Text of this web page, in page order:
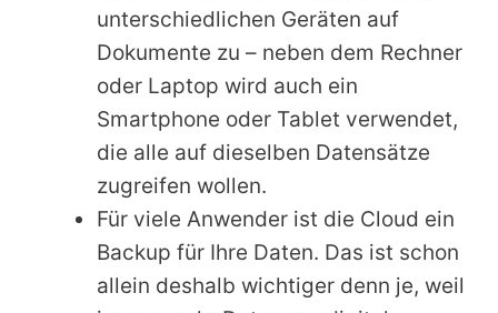
unterschiedlichen Geräten auf
Dokumente zu – neben dem Rechner
oder Laptop wird auch ein
Smartphone oder Tablet verwendet,
die alle auf dieselben Datensätze
zugreifen wollen.
Für viele Anwender ist die Cloud ein
Backup für Ihre Daten. Das ist schon
allein deshalb wichtiger denn je, weil